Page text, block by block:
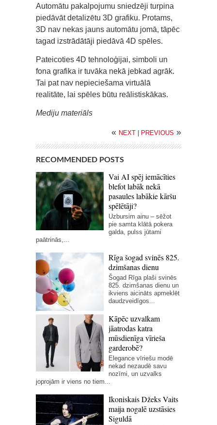
Automātu pakalpojumu sniedzēji turpina
piedāvāt detalizētu 3D grafiku. Protams,
3D nav nekas jauns automātu jomā, tāpēc
tagad izstrādātāji piedāvā 4D spēles.
Pateicoties 4D tehnoloģijai, simboli un
fona grafika ir tuvāka nekā jebkad agrāk.
Tai pat nav nepieciešama virtuālā
realitāte, lai spēles būtu reālistiskākas.
Mediju materiāls
« NEXT PREVIOUS »
RECOMMENDED POSTS
Vai AI spēj iemācīties
blefot labāk nekā
pasaules labākie kāršu
spēlētāji?
Uzbursim ainu – sēžot
pie samta klātā pokera
galda, pulss jūtami
paātrinās,...
Rīga šogad svinēs 825.
dzimšanas dienu
Šogad Rīga plaši svinēs
825. dzimšanas dienu un
ikviens aicināts apmeklēt
daudzveidīgos...
Kāpēc uzvalkam
jāatrodas katra
mūsdienīga vīrieša
garderobē?
Elegance vīriešu modē
nekad nezaudē savu
nozīmi, un uzvalks
joprojām ir viens no tiem...
Ikoniskais Džeks Vaits
maija nogalē uzstāsies
Siguldā